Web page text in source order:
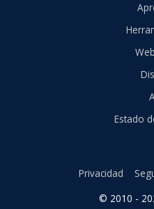
Estado
© 2010 -
Privacidad